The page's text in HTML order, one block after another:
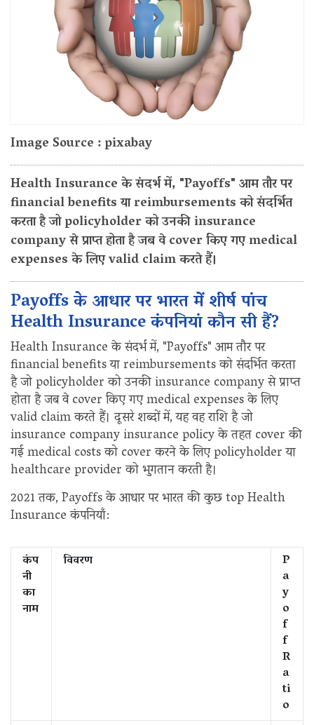
Image Source : pixabay
Health Insurance के संदर्भ में, "Payoffs" आम तौर पर
financial benefits या reimbursements को संदर्भित
करता है जो policyholder को उनकी insurance
company से प्राप्त होता है जब वे cover किए गए medical
expenses के लिए valid claim करते हैं।
Payoffs के आधार पर भारत में शीर्ष पांच
Health Insurance कंपनियां कौन सी हैं?
Health Insurance के संदर्भ में, "Payoffs" आम तौर पर
financial benefits या reimbursements को संदर्भित करता
है जो policyholder को उनकी insurance company से प्राप्त
होता है जब वे cover किए गए medical expenses के लिए
valid claim करते हैं। दूसरे शब्दों में, यह वह राशि है जो
insurance company insurance policy के तहत cover की
गई medical costs को cover करने के लिए policyholder या
healthcare provider को भुगतान करती है।
2021 तक, Payoffs के आधार पर भारत की कुछ top Health
Insurance कंपनियाँ:
कंप
नी
का
नाम
विवरण P
a
y
o
f
f
R
a
ti
o